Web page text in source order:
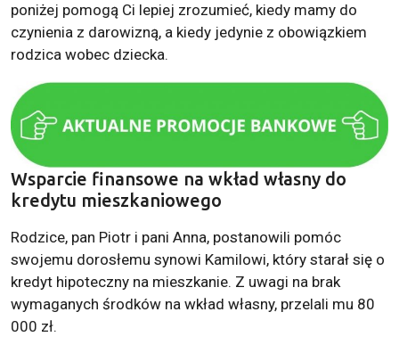
poniżej pomogą Ci lepiej zrozumieć, kiedy mamy do
czynienia z darowizną, a kiedy jedynie z obowiązkiem
rodzica wobec dziecka.
Wsparcie finansowe na wkład własny do
kredytu mieszkaniowego
Rodzice, pan Piotr i pani Anna, postanowili pomóc
swojemu dorosłemu synowi Kamilowi, który starał się o
kredyt hipoteczny na mieszkanie. Z uwagi na brak
wymaganych środków na wkład własny, przelali mu 80
000 zł.